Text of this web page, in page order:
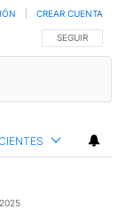
SIGA ESTA
SEGUIR
CREAR CUENTA